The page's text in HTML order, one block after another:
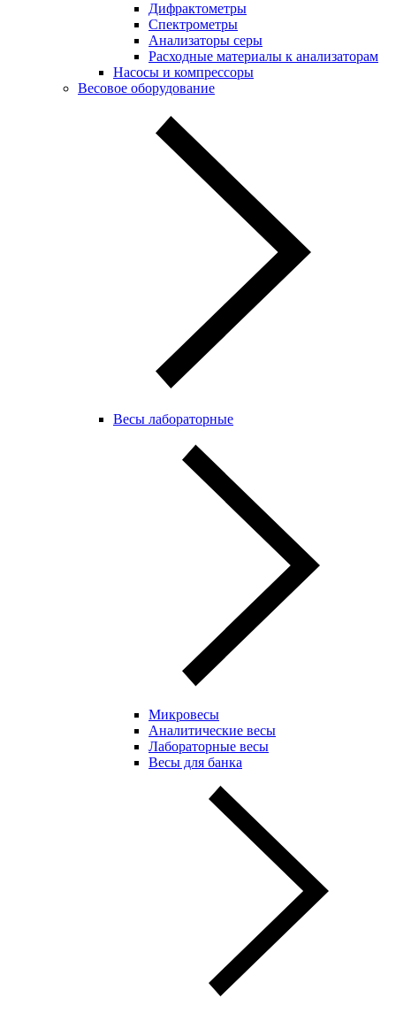
Дифрактометры
Спектрометры
Анализаторы серы
Расходные материалы к анализаторам
Насосы и компрессоры
Весовое оборудование
Весы лабораторные
Микровесы
Аналитические весы
Лабораторные весы
Весы для банка